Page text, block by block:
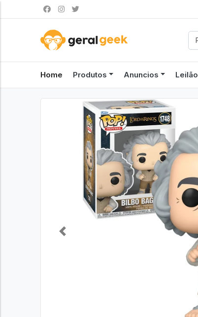
Home Produtos Anuncios Leilão
Previous